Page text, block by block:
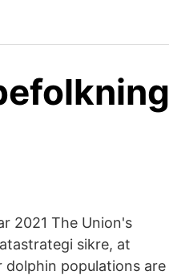
2021 The Union's
sikre, at
dolphin populations are